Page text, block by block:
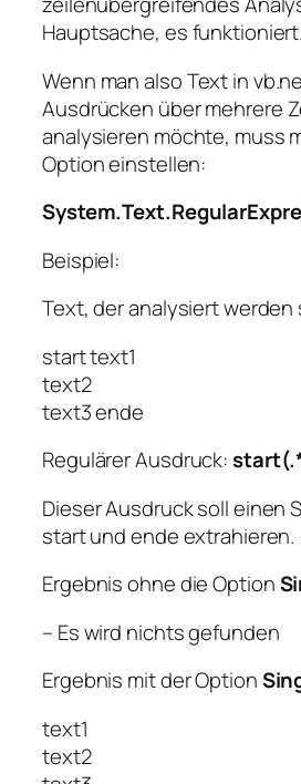
Hauptsache, es funktioniert.
Wenn man also Text in
Ausdrücken über mehrere
analysieren möchte, muss
Option einstellen:
Beispiel:
Text, der analysiert werden
start text1
text2
text3 ende
Regulärer Ausdruck:
Dieser Ausdruck soll einen
start und ende extrahieren.
Ergebnis ohne die Option
– Es wird nichts gefunden
Ergebnis mit der Option
text1
text2